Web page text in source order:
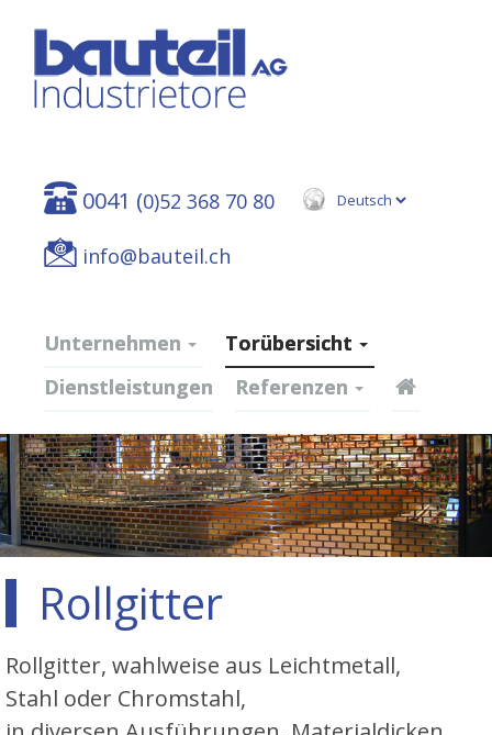
0041 (0)52 368 70 80
info@bauteil.ch
Unternehmen
Torübersicht
Dienstleistungen
Referenzen
Rollgitter
Rollgitter, wahlweise aus Leichtmetall,
Stahl oder Chromstahl,